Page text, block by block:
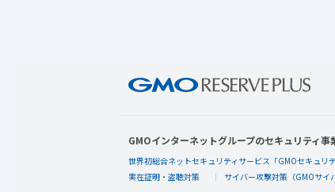
GMOインターネットグループのセキュリティ事
世界初総合ネットセキュリティサービス「GMOセキュリテ
実在証明・盗聴対策
サイバー攻撃対策（GMOサイ